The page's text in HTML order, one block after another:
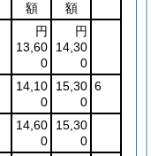
額
額
円
13,60
0
円
14,30
0
14,10
0
15,30
0
6
14,60
0
15,30
0